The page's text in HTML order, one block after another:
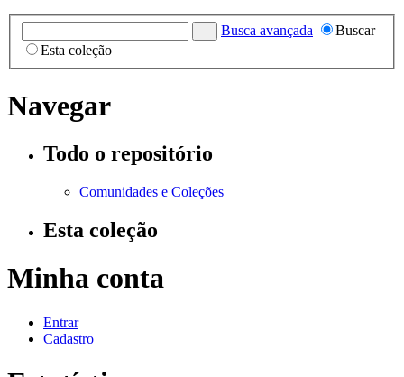
Busca avançada
Buscar
Esta coleção
Navegar
Todo o repositório
Comunidades e Coleções
Esta coleção
Minha conta
Entrar
Cadastro